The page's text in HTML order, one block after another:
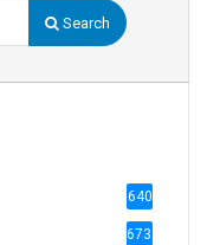
Search
640
6738